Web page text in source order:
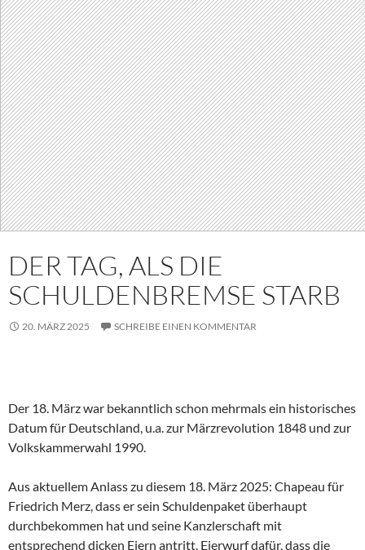
DER TAG, ALS DIE
SCHULDENBREMSE STARB
20. MÄRZ 2025 SCHREIBE EINEN KOMMENTAR
Der 18. März war bekanntlich schon mehrmals ein historisches
Datum für Deutschland, u.a. zur Märzrevolution 1848 und zur
Volkskammerwahl 1990.
Aus aktuellem Anlass zu diesem 18. März 2025: Chapeau für
Friedrich Merz, dass er sein Schuldenpaket überhaupt
durchbekommen hat und seine Kanzlerschaft mit
entsprechend dicken Eiern antritt. Eierwurf dafür, dass die